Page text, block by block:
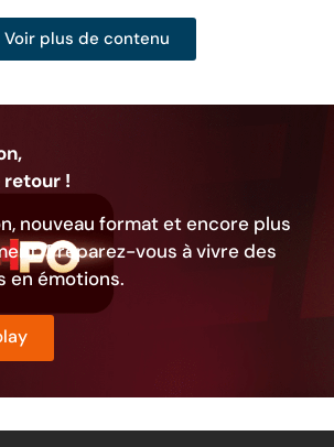
Voir plus de contenu
retour !
nouveau format et encore plus
Préparez-vous à vivre des
en émotions.